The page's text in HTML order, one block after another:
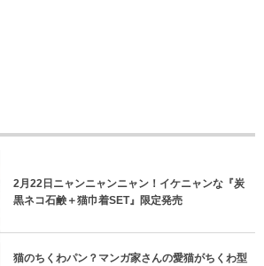
2月22日ニャンニャンニャン！イケニャンな『炭
黒ネコ石鹸＋猫巾着SET』限定発売
猫のちくわパン？マンガ家さんの愛猫がちくわ型